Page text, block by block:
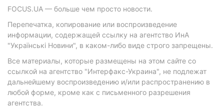
FOCUS.UA — больше чем просто новости.
Перепечатка, копирование или воспроизведение
информации, содержащей ссылку на агентство ИнА
"Українські Новини", в каком-либо виде строго запрещены.
Все материалы, которые размещены на этом сайте со
ссылкой на агентство "Интерфакс-Украина", не подлежат
дальнейшему воспроизведению и/или распространению в
любой форме, кроме как с письменного разрешения
агентства.